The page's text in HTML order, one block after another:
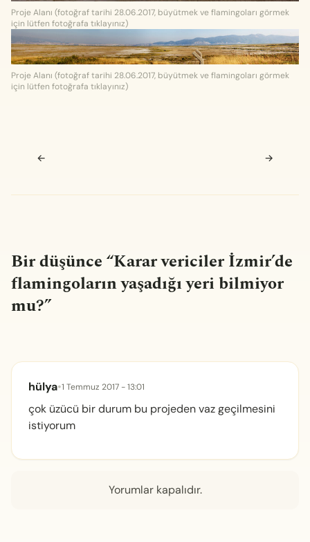
Proje Alanı (fotoğraf tarihi 28.06.2017, büyütmek ve flamingoları görmek
için lütfen fotoğrafa tıklayınız)
Proje Alanı (fotoğraf tarihi 28.06.2017, büyütmek ve flamingoları görmek
için lütfen fotoğrafa tıklayınız)
Navigasyon sonrası
← →
Bir düşünce “Karar vericiler İzmir’de
flamingoların yaşadığı yeri bilmiyor
mu?”
hülya•1 Temmuz 2017 - 13:01
çok üzücü bir durum bu projeden vaz geçilmesini
istiyorum
Yorumlar kapalıdır.